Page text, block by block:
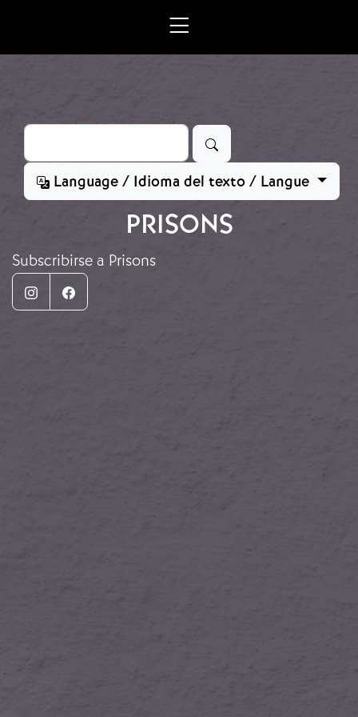
Buscar
Language / Idioma del texto / Langue
PRISONS
Subscribirse a Prisons
InstagramFacebook